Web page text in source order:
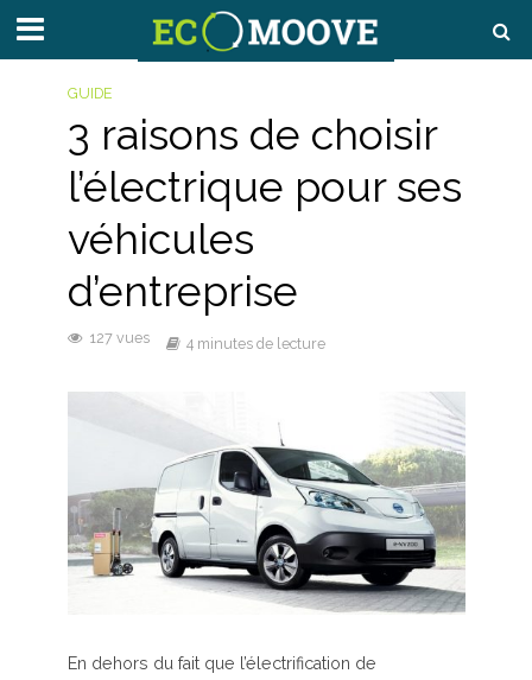
GUIDE
3 raisons de choisir
l’électrique pour ses
véhicules
d’entreprise
127 vues 4 minutes de lecture
En dehors du fait que l’électrification de